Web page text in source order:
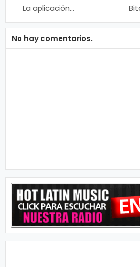
La aplicación
estará disponible
en más de 130
países
No hay comentarios.